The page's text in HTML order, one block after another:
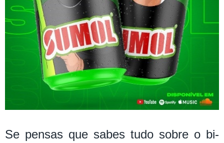
Se pensas que sabes tudo sobre o bi-